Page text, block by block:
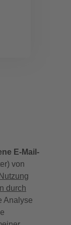
E-Mail-
von
Nutzung
durch
Analyse